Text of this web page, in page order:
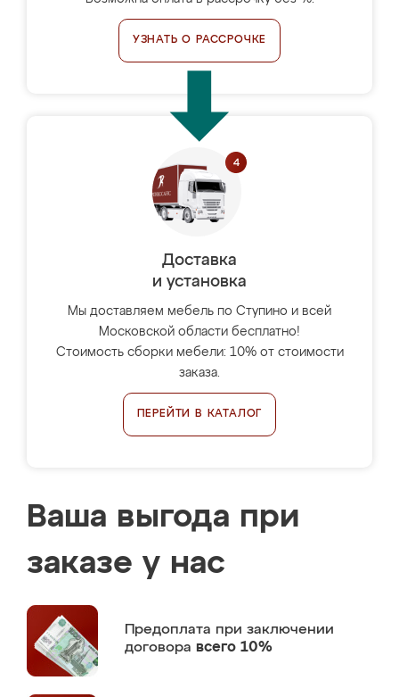
УЗНАТЬ О РАССРОЧКЕ
Доставка
и установка
Мы доставляем мебель по Ступино и всей
Московской области бесплатно!
Стоимость сборки мебели: 10% от стоимости
заказа.
ПЕРЕЙТИ В КАТАЛОГ
Ваша выгода при
заказе у нас
Предоплата при заключении
договора всего 10%